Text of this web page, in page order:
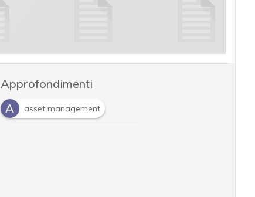
Approfondimenti
A
asset management